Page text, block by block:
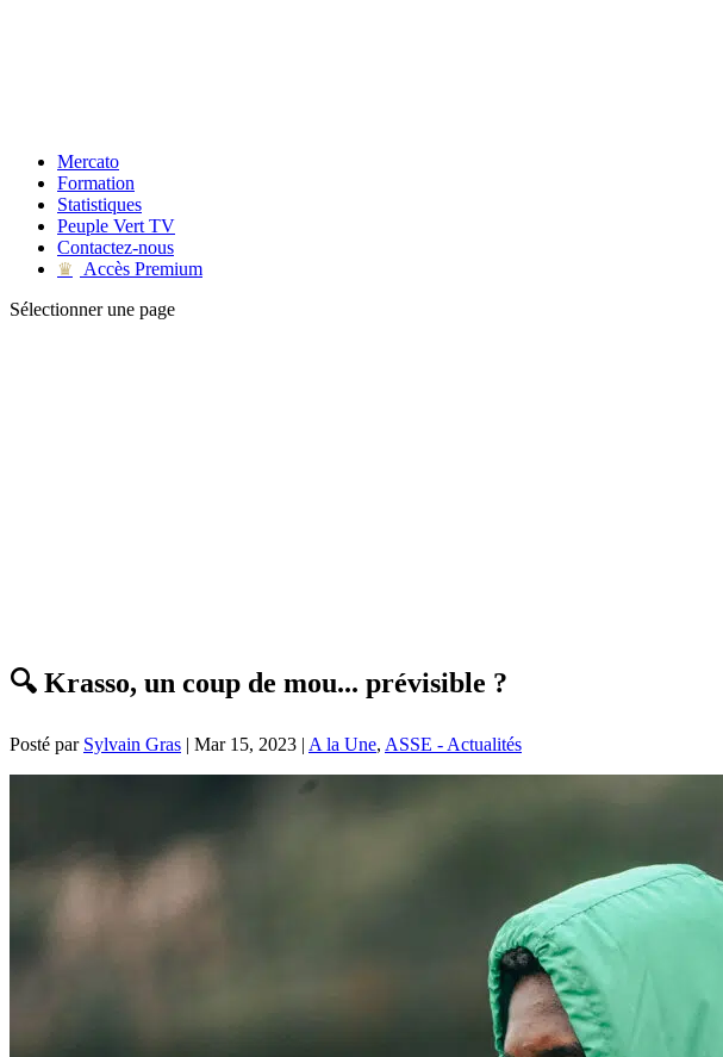
Mercato
Formation
Statistiques
Peuple Vert TV
Contactez-nous
♛
Accès Premium
Sélectionner une page
🔍 Krasso, un coup de mou... prévisible ?
Posté par Sylvain Gras | Mar 15, 2023 | A la Une, ASSE - Actualités